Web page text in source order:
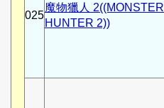
025
魔物獵人 2((MONSTER
HUNTER 2))